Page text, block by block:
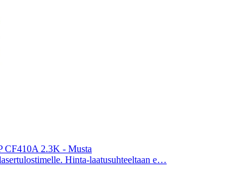
CF410A 2.3K - Musta
Hinta-laatusuhteeltaan e…